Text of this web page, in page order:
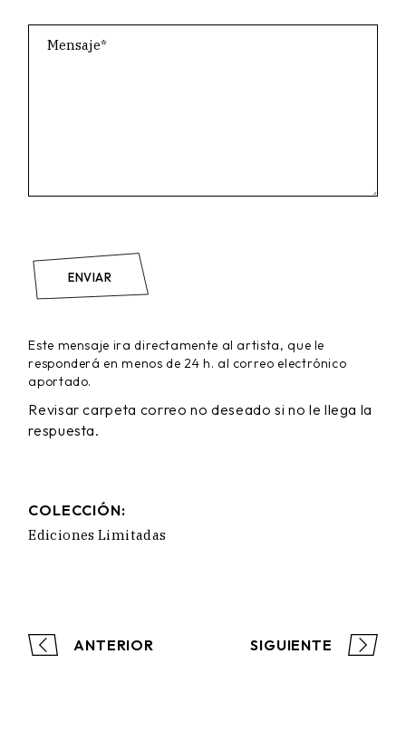
ENVIAR
Este mensaje ira directamente al artista, que le
responderá en menos de 24 h. al correo electrónico
aportado.
Revisar carpeta correo no deseado si no le llega la
respuesta.
COLECCIÓN:
Ediciones Limitadas
ANTERIOR SIGUIENTE